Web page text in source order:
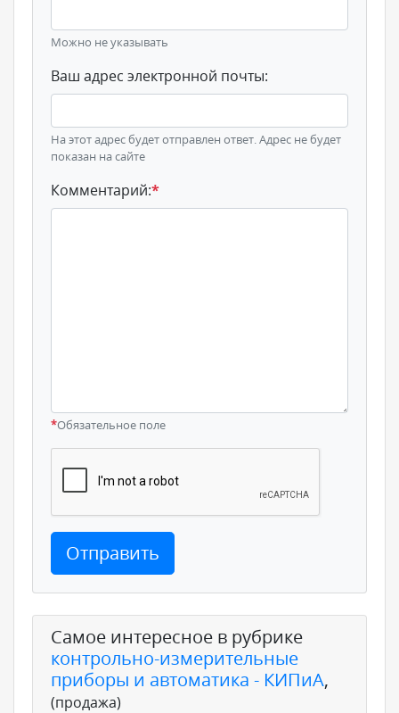
Можно не указывать
Ваш адрес электронной почты:
На этот адрес будет отправлен ответ. Адрес не будет
показан на сайте
Комментарий:*
*Обязательное поле
Отправить
Самое интересное в рубрике
контрольно-измерительные
приборы и автоматика - КИПиА,
(продажа)